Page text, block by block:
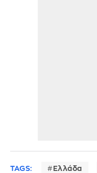
TAGS: Ελλάδα